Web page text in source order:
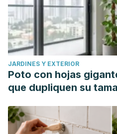
JARDINES Y EXTERIOR
Poto con hojas
que dupliquen su